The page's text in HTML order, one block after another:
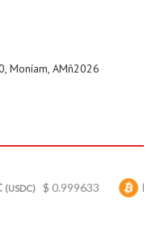
Moníam, AMñ2026
$ 0.999633 Bitcoin